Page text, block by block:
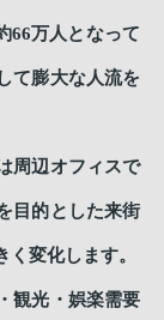
66万人となって
て膨大な人流を
周辺オフィスで
目的とした来街
変化します。
観光・娯楽需要